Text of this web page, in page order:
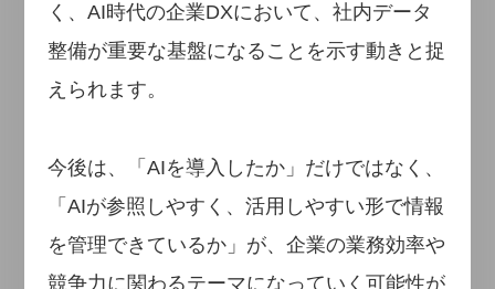
く、AI時代の企業DXにおいて、社内データ
整備が重要な基盤になることを示す動きと捉
えられます。
今後は、「AIを導入したか」だけではなく、
「AIが参照しやすく、活用しやすい形で情報
を管理できているか」が、企業の業務効率や
競争力に関わるテーマになっていく可能性が